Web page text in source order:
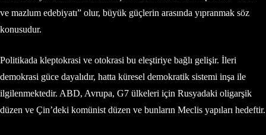
ve mazlum edebiyatı” olur, büyük güçlerin arasında yıpranmak söz
konusudur.
Politikada kleptokrasi ve otokrasi bu eleştiriye bağlı gelişir. İleri
demokrasi güce dayalıdır, hatta küresel demokratik sistemi inşa ile
ilgilenmektedir. ABD, Avrupa, G7 ülkeleri için Rusyadaki oligarşik
düzen ve Çin’deki komünist düzen ve bunların Meclis yapıları hedeftir.